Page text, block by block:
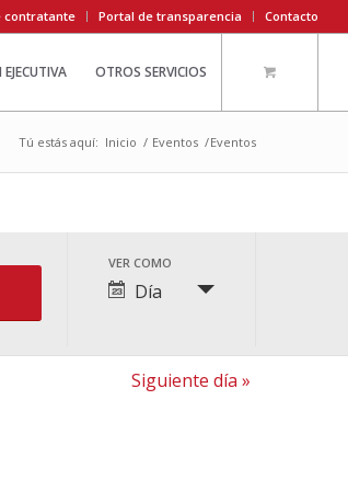
contratante Portal de transparencia Contacto
OTROS SERVICIOS
Tú estás aquí: Inicio / Eventos /Eventos
Navegación
de
vistas
VER COMO
Día
Siguiente día»